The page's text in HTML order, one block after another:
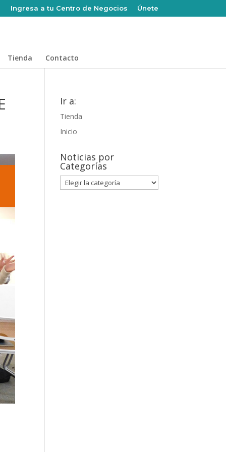
Ingresa a tu Centro de Negocios Únete
Tienda Contacto
Ir a:
Tienda
Inicio
Noticias por
Categorías
Noticias
por